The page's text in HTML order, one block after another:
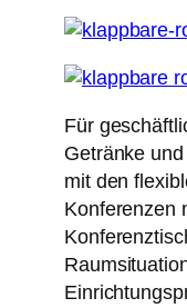
Für
Getränke
mit den
Konferenzen